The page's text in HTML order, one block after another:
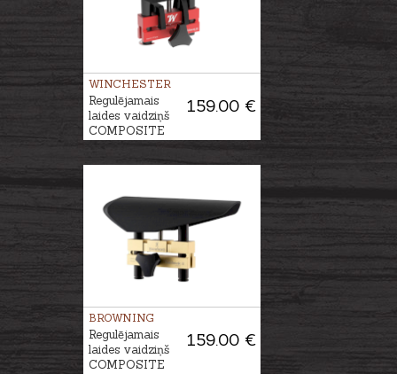
WINCHESTER
159.00 €
Regulējamais
laides vaidziņš
COMPOSITE
BROWNING
159.00 €
Regulējamais
laides vaidziņš
COMPOSITE